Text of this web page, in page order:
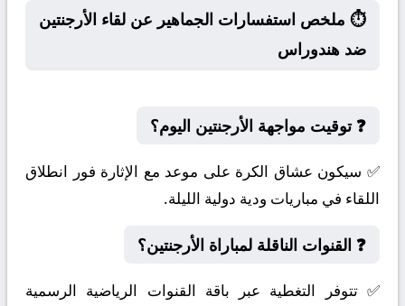
⏱️ ملخص استفسارات الجماهير عن لقاء الأرجنتين
ضد هندوراس
❓ توقيت مواجهة الأرجنتين اليوم؟
✅ سيكون عشاق الكرة على موعد مع الإثارة فور انطلاق
اللقاء في مباريات ودية دولية الليلة.
❓ القنوات الناقلة لمباراة الأرجنتين؟
✅ تتوفر التغطية عبر باقة القنوات الرياضية الرسمية